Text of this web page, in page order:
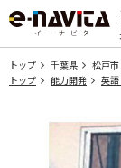
トップ 千葉県 松戸市
トップ
能力開発 英